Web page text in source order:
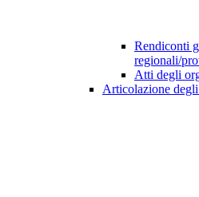
Rendiconti
regionali/
Atti degli
Articolazione